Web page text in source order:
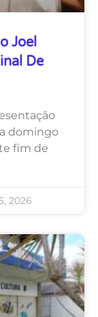
Joel
De
domingo
fim de
2026